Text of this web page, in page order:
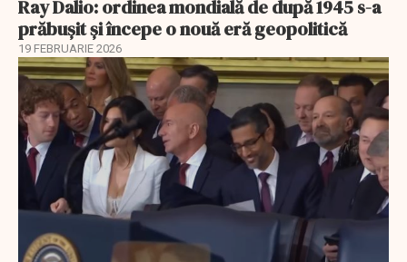
Ray Dalio: ordinea mondială de după 1945 s-a
prăbușit și începe o nouă eră geopolitică
19 FEBRUARIE 2026